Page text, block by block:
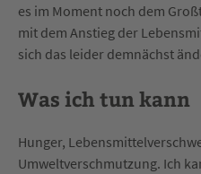
es im Moment noch dem
mit dem Anstieg der
sich das leider demnächst
Was ich tun kann
Hunger,
Umweltverschmutzung. Ich